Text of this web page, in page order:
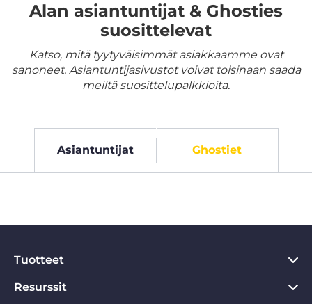
Alan asiantuntijat & Ghosties
suosittelevat
Katso, mitä tyytyväisimmät asiakkaamme ovat
sanoneet. Asiantuntijasivustot voivat toisinaan saada
meiltä suosittelupalkkioita.
Asiantuntijat Ghostiet
Tuotteet
PC VPN
Resurssit